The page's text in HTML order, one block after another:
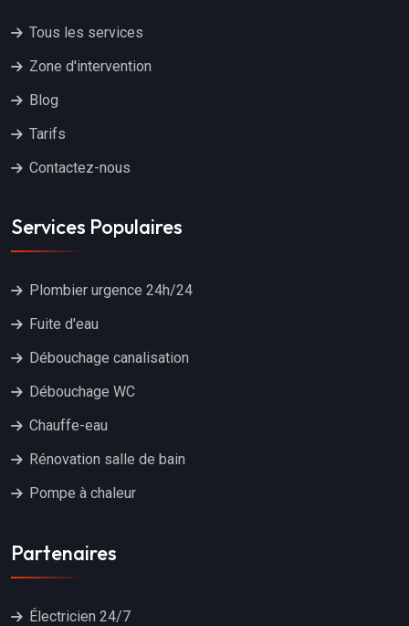
Tous les services
Zone d'intervention
Blog
Tarifs
Contactez-nous
Services Populaires
Plombier urgence 24h/24
Fuite d'eau
Débouchage canalisation
Débouchage WC
Chauffe-eau
Rénovation salle de bain
Pompe à chaleur
Partenaires
Électricien 24/7